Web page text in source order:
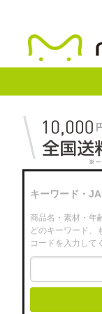
キーワード・
商品名・素材・年
どのキーワード、
コードを入力して